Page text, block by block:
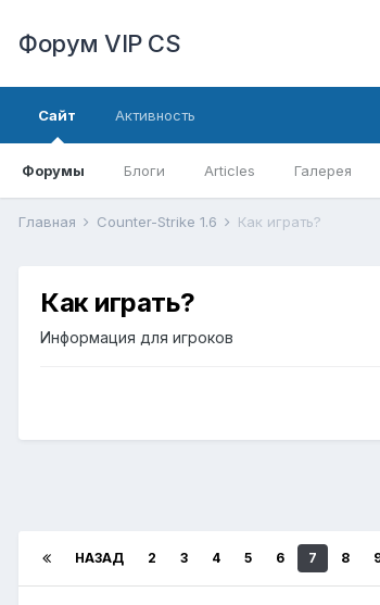
Форум VIP CS
Сайт
Форумы Блоги Articles Галерея
Активность
Главная Counter-Strike 1.6 Как играть?
Как играть?
Информация для игроков
НАЗАД 2 3 4 5 6 7 8